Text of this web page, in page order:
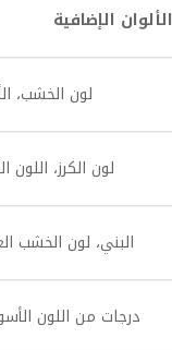
الألوان الإضافية
لون الخشب،
لون الكرز، اللون
البني، لون الخشب
درجات من اللون